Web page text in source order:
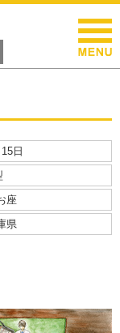
日
座
県